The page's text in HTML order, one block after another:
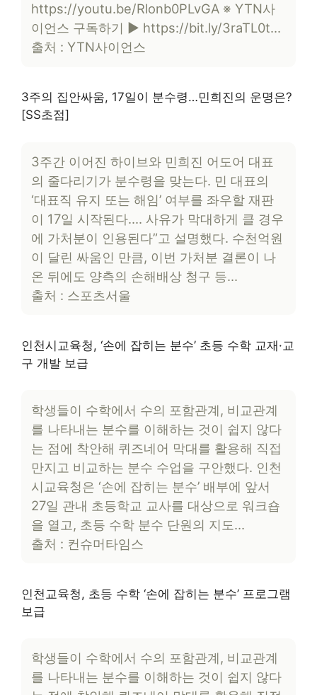
https://youtu.be/Rlonb0PLvGA ※ YTN사
이언스 구독하기 ▶ https://bit.ly/3raTL0t…
출처 : YTN사이언스
3주의 집안싸움, 17일이 분수령…민희진의 운명은?
[SS초점]
3주간 이어진 하이브와 민희진 어도어 대표
의 줄다리기가 분수령을 맞는다. 민 대표의
‘대표직 유지 또는 해임’ 여부를 좌우할 재판
이 17일 시작된다…. 사유가 막대하게 클 경우
에 가처분이 인용된다”고 설명했다. 수천억원
이 달린 싸움인 만큼, 이번 가처분 결론이 나
온 뒤에도 양측의 손해배상 청구 등…
출처 : 스포츠서울
인천시교육청, ‘손에 잡히는 분수’ 초등 수학 교재·교
구 개발 보급
학생들이 수학에서 수의 포함관계, 비교관계
를 나타내는 분수를 이해하는 것이 쉽지 않다
는 점에 착안해 퀴즈네어 막대를 활용해 직접
만지고 비교하는 분수 수업을 구안했다. 인천
시교육청은 ‘손에 잡히는 분수’ 배부에 앞서
27일 관내 초등학교 교사를 대상으로 워크숍
을 열고, 초등 수학 분수 단원의 지도…
출처 : 컨슈머타임스
인천교육청, 초등 수학 ‘손에 잡히는 분수’ 프로그램
보급
학생들이 수학에서 수의 포함관계, 비교관계
를 나타내는 분수를 이해하는 것이 쉽지 않다